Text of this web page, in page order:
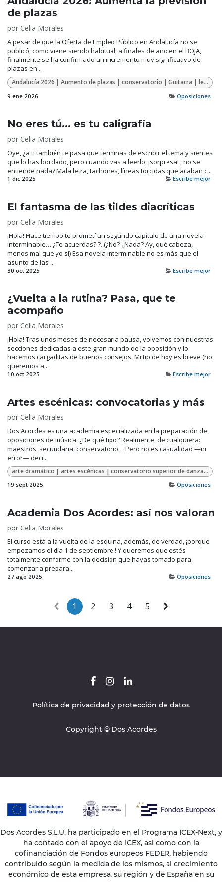
de plazas
por Celia Morales
A pesar de que la Oferta de Empleo Público en Andalucía no se
publicó, como viene siendo habitual, a finales de año en el BOJA,
finalmente se ha confirmado un incremento muy significativo de
plazas en...
Andalucía 2026 | Aumento de plazas | conservatorio | Guitarra | lenguaje musical | oposiciones | oposiciones conservatorio
9 ene 2026 Oposiciones
No eres tú... es tu caligrafía
por Celia Morales
Oye, ¿a ti también te pasa que terminas de escribir el tema y sientes
que lo has bordado, pero cuando vas a leerlo, ¡sorpresa! , no se
entiende nada? Mala letra, tachones, líneas torcidas que acaban c...
1 dic 2025 Escribe mejor
El fantasma de las tildes diacríticas
por Celia Morales
¡Hola! Hace tiempo te prometí un segundo capítulo de una novela
interminable… ¿Te acuerdas? ?. (¿No? ¿Nada? Ay, qué cabeza,
menos mal que yo sí) Esa novela interminable no es más que el
asunto de las ...
30 oct 2025 Escribe mejor
¿Vuelta a la rutina? Pasa, que te
acompaño
por Celia Morales
¡Hola! Tras unos meses de necesaria pausa, volvemos con nuestras
secciones dedicadas a este gran mundo de la oposición y lo
hacemos cargaditas de buenos consejos. Mi tip de hoy es breve (no
queremos a...
10 oct 2025 Escribe mejor
Artes escénicas: convocatorias y más
por Celia Morales
Dos Acordes es una academia especializada en la preparación de
oposiciones de música. ¿De qué tipo? Realmente, de cualquiera:
maestros, secundaria, conservatorio… Pero no es casualidad —ni
error— deci...
arte dramático | artes escénicas | conservatorio superior de danza | danza | enseñanzas artísticas | escuela de arte dramático | oposiciones 2026
19 sept 2025 Oposiciones
Academia Dos Acordes: así nos valoran
por Celia Morales
El curso está a la vuelta de la esquina, además, de verdad, ¡porque
empezamos el día 1 de septiembre ! Y queremos que estés
totalmente conforme con la decisión que hayas tomado para
comenzar a prepara...
27 ago 2025 Oposiciones
1 2 3 4 5
Política de privacidad y protección de datos
Copyright © Dos Acordes
Dos Acordes S.L.U. ha participado en el Programa ICEX-Next, y
ha contado con el apoyo de ICEX, así como con la
cofinanciación de Fondos europeos FEDER, habiendo
contribuido según la medida de los mismos, al crecimiento
económico de esta empresa, su región y de España en su